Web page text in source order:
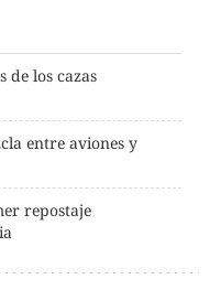
de los cazas
entre aviones y
repostaje